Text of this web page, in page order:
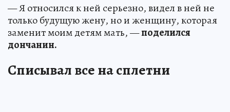
— Я относился к ней серьезно, видел в ней не
только будущую жену, но и женщину, которая
заменит моим детям мать, —поделился
дончанин.
Списывал все на сплетни